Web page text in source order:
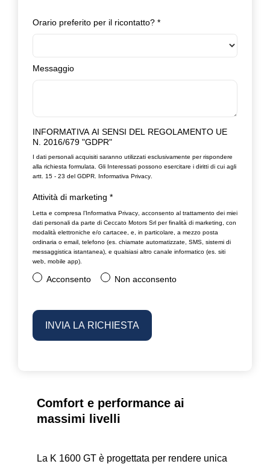
Orario preferito per il ricontatto? *
Messaggio
INFORMATIVA AI SENSI DEL REGOLAMENTO UE
N. 2016/679 "GDPR"
I dati personali acquisiti saranno utilizzati esclusivamente per rispondere
alla richiesta formulata. Gli Interessati possono esercitare i diritti di cui agli
artt. 15 - 23 del GDPR.
Informativa Privacy.
Attività di marketing *
Letta e compresa l’ Informativa Privacy, acconsento al trattamento dei miei
dati personali da parte di Ceccato Motors Srl per finalità di marketing, con
modalità elettroniche e/o cartacee, e, in particolare, a mezzo posta
ordinaria o email, telefono (es. chiamate automatizzate, SMS, sistemi di
messaggistica istantanea), e qualsiasi altro canale informatico (es. siti
web, mobile app).
Acconsento Non acconsento
Comfort e performance ai
massimi livelli
La K 1600 GT è progettata per rendere unica